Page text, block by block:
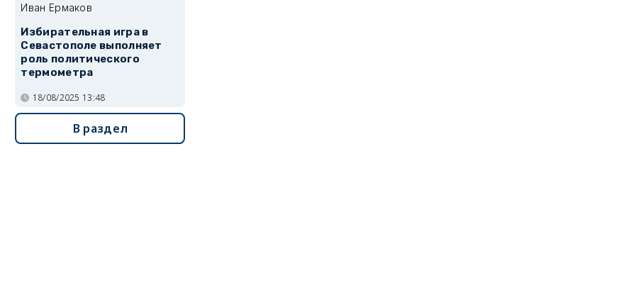
Иван Ермаков
Избирательная игра в
Севастополе выполняет
роль политического
термометра
18/08/2025 13:48
В раздел